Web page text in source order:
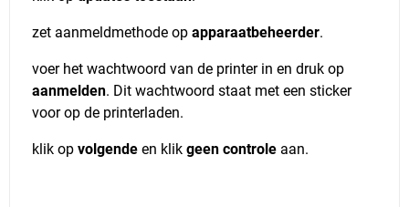
zet aanmeldmethode op apparaatbeheerder.
voer het wachtwoord van de printer in en druk op
aanmelden. Dit wachtwoord staat met een sticker
voor op de printerladen.
klik op volgende en klik geen controle aan.